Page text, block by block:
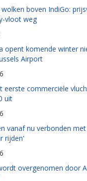
boven IndiGo:
vloot weg
opent komende winter
Airport
eerste commerciële
uit
vanaf nu verbonden
rijden'
overgenomen door